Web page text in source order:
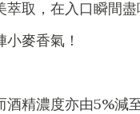
萃取，在入口瞬間
麥香氣！
酒精濃度亦由5%減